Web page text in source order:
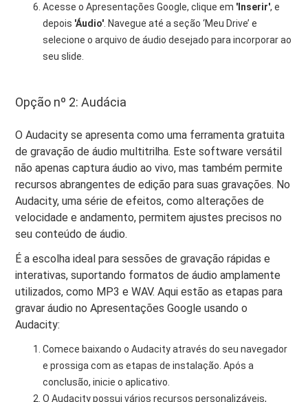
Acesse o Apresentações Google, clique em 'Inserir', e
depois 'Áudio' . Navegue até a seção ‘Meu Drive’ e
selecione o arquivo de áudio desejado para incorporar ao
seu slide.
Opção nº 2: Audácia
O Audacity se apresenta como uma ferramenta gratuita
de gravação de áudio multitrilha. Este software versátil
não apenas captura áudio ao vivo, mas também permite
recursos abrangentes de edição para suas gravações. No
Audacity, uma série de efeitos, como alterações de
velocidade e andamento, permitem ajustes precisos no
seu conteúdo de áudio.
É a escolha ideal para sessões de gravação rápidas e
interativas, suportando formatos de áudio amplamente
utilizados, como MP3 e WAV. Aqui estão as etapas para
gravar áudio no Apresentações Google usando o
Audacity:
Comece baixando o Audacity através do seu navegador
e prossiga com as etapas de instalação. Após a
conclusão, inicie o aplicativo.
O Audacity possui vários recursos personalizáveis,